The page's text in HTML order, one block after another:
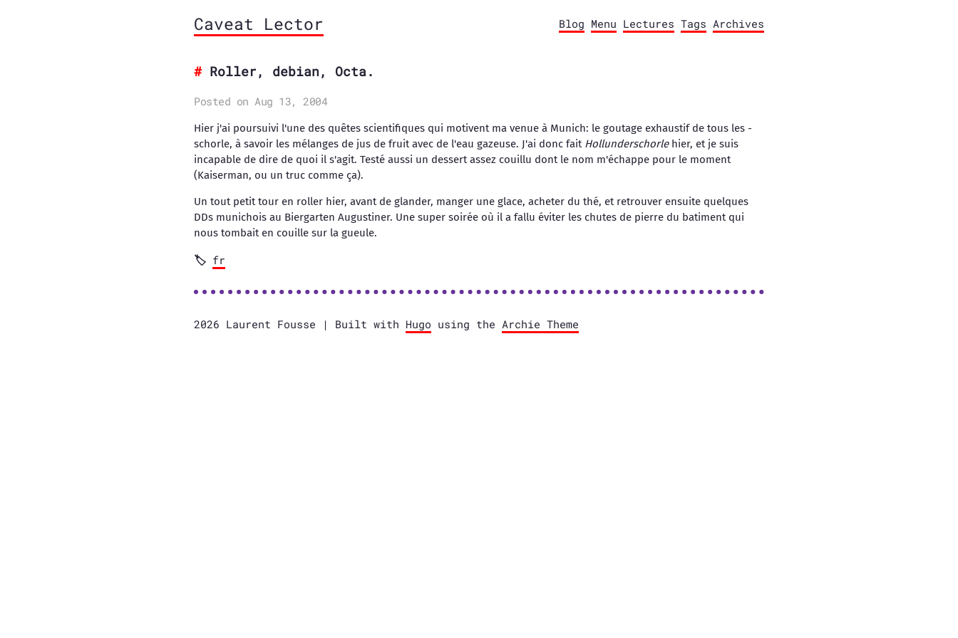
Caveat Lector Blog Menu Lectures Tags Archives
Roller, debian, Octa.
Posted on Aug 13, 2004
Hier j'ai poursuivi l'une des quêtes scientifiques qui motivent ma venue à Munich: le goutage exhaustif de tous les -
schorle, à savoir les mélanges de jus de fruit avec de l'eau gazeuse. J'ai donc fait Hollunderschorlehier, et je suis
incapable de dire de quoi il s'agit. Testé aussi un dessert assez couillu dont le nom m'échappe pour le moment
(Kaiserman, ou un truc comme ça).
Un tout petit tour en roller hier, avant de glander, manger une glace, acheter du thé, et retrouver ensuite quelques
DDs munichois au Biergarten Augustiner. Une super soirée où il a fallu éviter les chutes de pierre du batiment qui
nous tombait en couille sur la gueule.
fr
2026 Laurent Fousse | Built with Hugo using the Archie Theme